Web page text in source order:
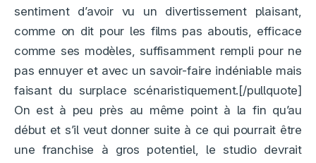
sentiment d’avoir vu un divertissement plaisant,
comme on dit pour les films pas aboutis, efficace
comme ses modèles, suffisamment rempli pour ne
pas ennuyer et avec un savoir-faire indéniable mais
faisant du surplace scénaristiquement.[/pullquote]
On est à peu près au même point à la fin qu’au
début et s’il veut donner suite à ce qui pourrait être
une franchise à gros potentiel, le studio devrait